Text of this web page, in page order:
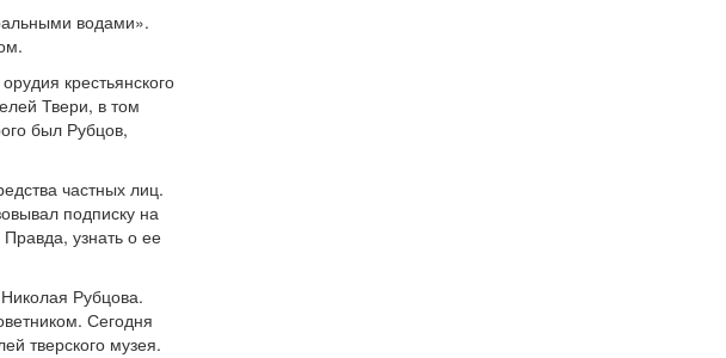
водами».
крестьянского
Твери, в том
был Рубцов,
частных лиц.
подписку на
узнать о ее
Рубцова.
Сегодня
тверского музея.